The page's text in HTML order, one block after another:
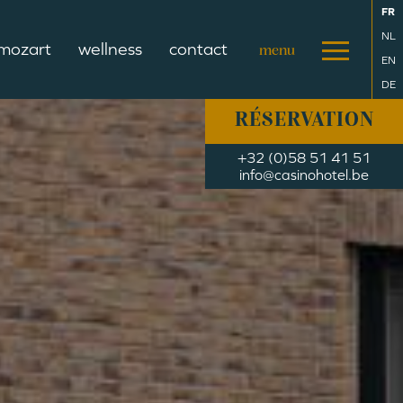
+32 (0)58 51 41 51
info@casinohotel.be
wellness contact
RÉSERVATION
FR
NL
EN
DE